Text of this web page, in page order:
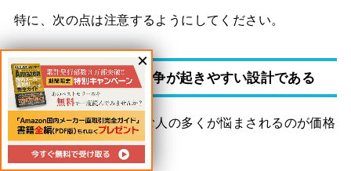
特に、次の点は注意するようにしてください。
他の出品者との価格競争が起きやすい設計である
物販ビジネスに取り組む人の多くが悩まされるのが価格
競争です。